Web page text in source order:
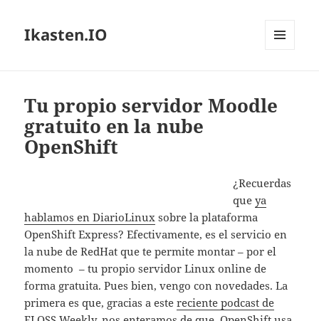
Ikasten.IO
Tu propio servidor Moodle
gratuito en la nube
OpenShift
¿Recuerdas
queya
hablamos en DiarioLinux sobre la plataforma
OpenShift Express? Efectivamente, es el servicio en
la nube de RedHat que te permite montar – por el
momento – tu propio servidor Linux online de
forma gratuita. Pues bien, vengo con novedades. La
primera es que, gracias a estereciente podcast de